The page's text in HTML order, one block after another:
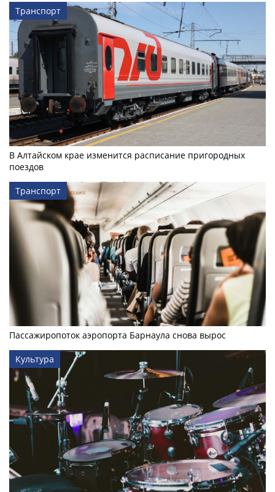
Транспорт
В Алтайском крае изменится расписание пригородных
поездов
Транспорт
Пассажиропоток аэропорта Барнаула снова вырос
Культура